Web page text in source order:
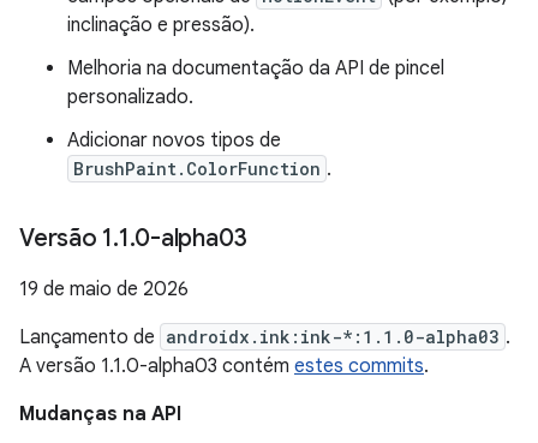
inclinação e pressão).
Melhoria na documentação da API de pincel
personalizado.
Adicionar novos tipos de
BrushPaint.ColorFunction .
Versão 1.1.0-alpha03
19 de maio de 2026
Lançamento de androidx.ink:ink-*:1.1.0-alpha03 .
A versão 1.1.0-alpha03 contém estes commits.
Mudanças na API